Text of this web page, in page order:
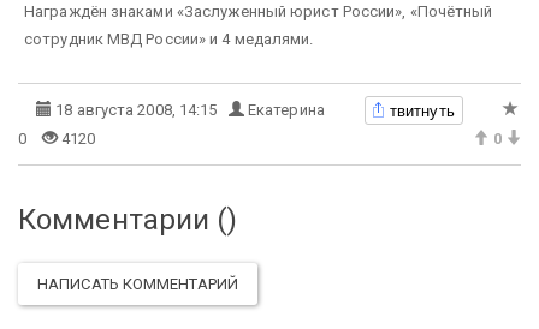
Награждён знаками «Заслуженный юрист России», «Почётный
сотрудник МВД России» и 4 медалями.
18 августа 2008, 14:15 Екатерина твитнуть
0 4120 0
Комментарии ()
НАПИСАТЬ КОММЕНТАРИЙ